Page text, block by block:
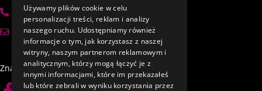
+48 798 971 466
protegodetailing@gmail.com
Znajdź mnie również na Social Mediach:
Używamy plików cookie w celu
personalizacji treści, reklam i analizy
naszego ruchu. Udostępniamy również
informacje o tym, jak korzystasz z naszej
witryny, naszym partnerom reklamowym i
analitycznym, którzy mogą łączyć je z
innymi informacjami, które im przekazałeś
lub które zebrali w wyniku korzystania przez